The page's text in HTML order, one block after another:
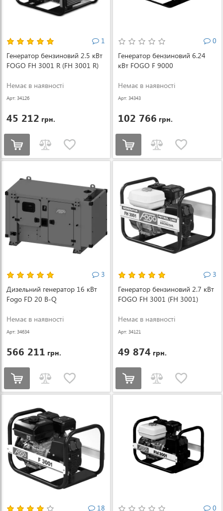
1
Генератор бензиновий 2.5 кВт
FOGO FH 3001 R (FH 3001 R)
Немає в наявності
Арт: 34126
45 212 грн.
0
Генератор бензиновий 6.24
кВт FOGO F 9000
Немає в наявності
Арт: 34343
102 766 грн.
3
Дизельний генератор 16 кВт
Fogo FD 20 B-Q
Немає в наявності
Арт: 34634
566 211 грн.
3
Генератор бензиновий 2.7 кВт
FOGO FH 3001 (FH 3001)
Немає в наявності
Арт: 34121
49 874 грн.
18
0